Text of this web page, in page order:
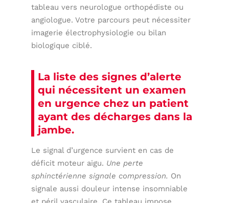
tableau vers neurologue orthopédiste ou
angiologue. Votre parcours peut nécessiter
imagerie électrophysiologie ou bilan
biologique ciblé.
La liste des signes d’alerte
qui nécessitent un examen
en urgence chez un patient
ayant des décharges dans la
jambe.
Le signal d’urgence survient en cas de
déficit moteur aigu. Une perte
sphinctérienne signale compression. On
signale aussi douleur intense insomniable